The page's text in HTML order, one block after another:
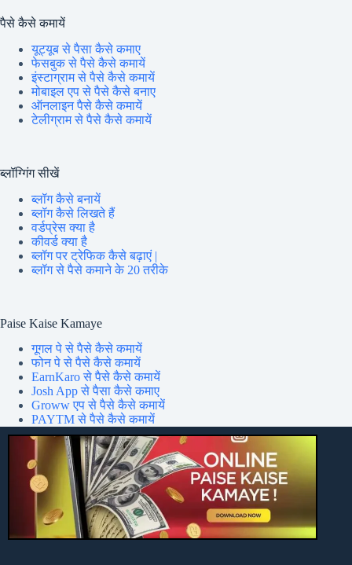
पैसे कैसे कमायें
यूट्यूब से पैसा कैसे कमाए
फेसबुक से पैसे कैसे कमायें
इंस्टाग्राम से पैसे कैसे कमायें
मोबाइल एप से पैसे कैसे बनाए
ऑनलाइन पैसे कैसे कमायें
टेलीग्राम से पैसे कैसे कमायें
ब्लॉग्गिंग सीखें
ब्लॉग कैसे बनायें
ब्लॉग कैसे लिखते हैं
वर्डप्रेस क्या है
कीवर्ड क्या है
ब्लॉग पर ट्रेफिक कैसे बढ़ाएं |
ब्लॉग से पैसे कमाने के 20 तरीके
Paise Kaise Kamaye
गूगल पे से पैसे कैसे कमायें
फोन पे से पैसे कैसे कमायें
EarnKaro से पैसे कैसे कमायें
Josh App से पैसा कैसे कमाए
Groww एप से पैसे कैसे कमायें
PAYTM से पैसे कैसे कमायें